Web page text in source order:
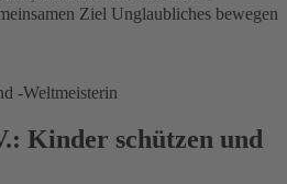
Ziel Unglaubliches bewegen
-Weltmeisterin
Kinder schützen und